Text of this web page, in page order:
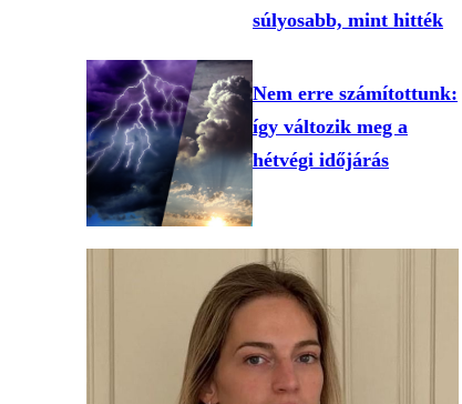
súlyosabb, mint hitték
Nem erre számítottunk:
így változik meg a
hétvégi időjárás